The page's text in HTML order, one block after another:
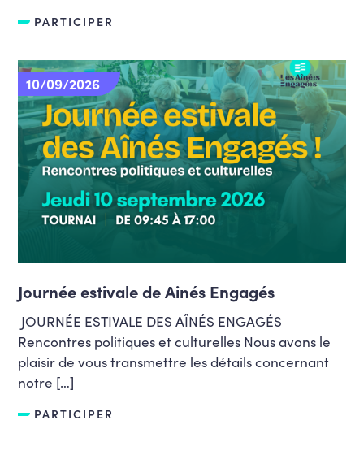
PARTICIPER
10/09/2026
Journée estivale de Ainés Engagés
JOURNÉE ESTIVALE DES AÎNÉS ENGAGÉS
Rencontres politiques et culturelles Nous avons le
plaisir de vous transmettre les détails concernant
notre […]
PARTICIPER